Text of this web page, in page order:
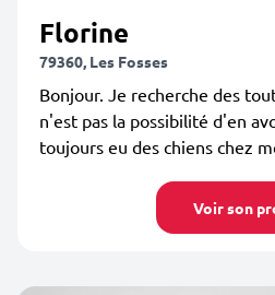
Florine
79360, Les Fosses
Bonjour. Je recherche des
n'est pas la possibilité d'en
toujours eu des chiens chez
Voir son